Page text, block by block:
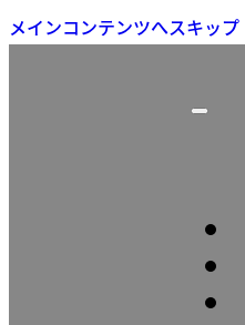
メインコンテンツへスキップ